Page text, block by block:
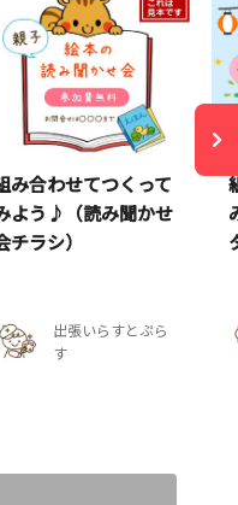
み合わせてつくって
よう♪（読み聞かせ
チラシ）
出張いらすとぷら
す